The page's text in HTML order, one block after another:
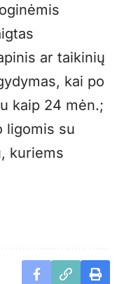
ar taikinių
kai po
kaip 24 mėn.;
ligomis su
kuriems